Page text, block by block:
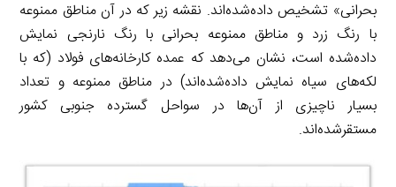
بحرانی» تشخیص داده‌شده‌اند. نقشه زیر که در آن مناطق ممنوعه
با رنگ زرد و مناطق ممنوعه بحرانی با رنگ نارنجی نمایش
داده‌شده است، نشان می‌دهد که عمده کارخانه‌های فولاد (که با
لکه‌های سیاه نمایش داده‌شده‌اند) در مناطق ممنوعه و تعداد
بسیار ناچیزی از آن‌ها در سواحل گسترده جنوبی کشور
مستقرشده‌اند.